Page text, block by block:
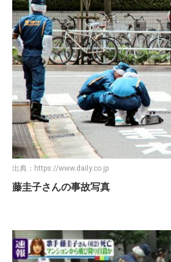
出典： https://www.daily.co.jp
藤圭子さんの事故写真